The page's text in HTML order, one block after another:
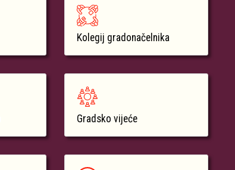
Kolegij gradonačelnika
Gradsko vijeće